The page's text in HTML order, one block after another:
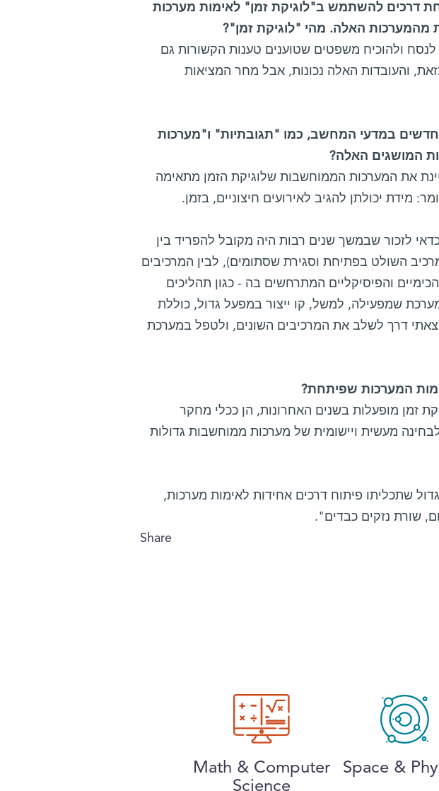
דרכים להשתמש ב"לוגיקת זמן" לאימות מערכות
מהמערכות האלה. מהי "לוגיקת זמן"?
ולהוכיח משפטים שטוענים טענות הקשורות גם
והעובדות האלה נכונות, אבל מחר המציאות
במדעי המחשב, כמו "תגובתיות" ו"מערכות
המושגים האלה?
את המערכות הממוחשבות שלוגיקת הזמן מתאימה
מידת יכולתן להגיב לאירועים חיצוניים, בזמן.
לזכור שבמשך שנים רבות היה מקובל להפריד בין
השולט בפתיחת וסגירת שסתומים), לבין המרכיבים
והפיסיקליים המתרחשים בה - כגון תהליכים
שמפעילה, למשל, קו ייצור במפעל גדול, כוללת
דרך לשלב את המרכיבים השונים, ולטפל במערכת
זמן מופעלות בשנים האחרונות, הן ככלי מחקר
מעשית ויישומית של מערכות ממוחשבות גדולות
שתכליתו פיתוח דרכים אחידות לאימות מערכות,
שורת נזקים כבדים".
Share
Math & Computer
Science
Space &